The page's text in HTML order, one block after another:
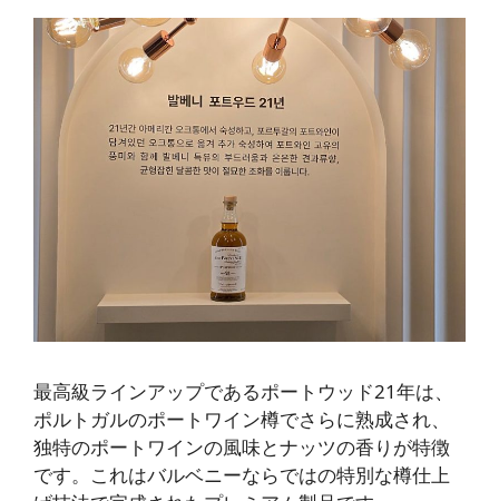
最高級ラインアップであるポートウッド21年は、
ポルトガルのポートワイン樽でさらに熟成され、
独特のポートワインの風味とナッツの香りが特徴
です。これはバルベニーならではの特別な樽仕上